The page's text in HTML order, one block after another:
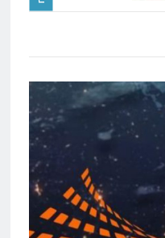
игры
Мобильное
Культовые
игры